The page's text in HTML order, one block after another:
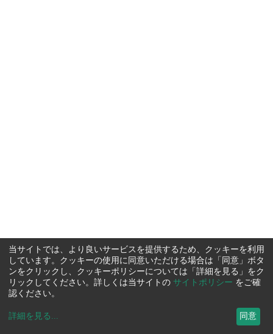
当サイトでは、より良いサービスを提供するため、クッキーを利用
しています。クッキーの使用に同意いただける場合は「同意」ボタ
ンをクリックし、クッキーポリシーについては「詳細を見る」をク
リックしてください。詳しくは当サイトの サイトポリシー をご確
認ください。
詳細を見る ... 同意